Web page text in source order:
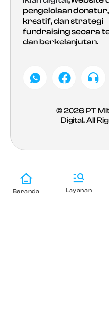
pengelolaan
kreatif, dan strategi
fundraising secara
dan berkelanjutan.
© 2026PT
Digital. All
Beranda Layanan